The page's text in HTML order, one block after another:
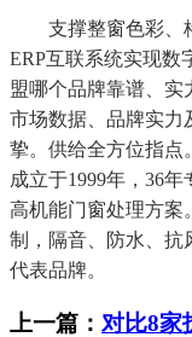
支撑整窗色彩、格
ERP互联系统实现数
盟哪个品牌靠谱、实
市场数据、品牌实力
挚。供给全方位指点
成立于1999年，36
高机能门窗处理方案
制，隔音、防水、抗
代表品牌。
上一篇： 对比8家